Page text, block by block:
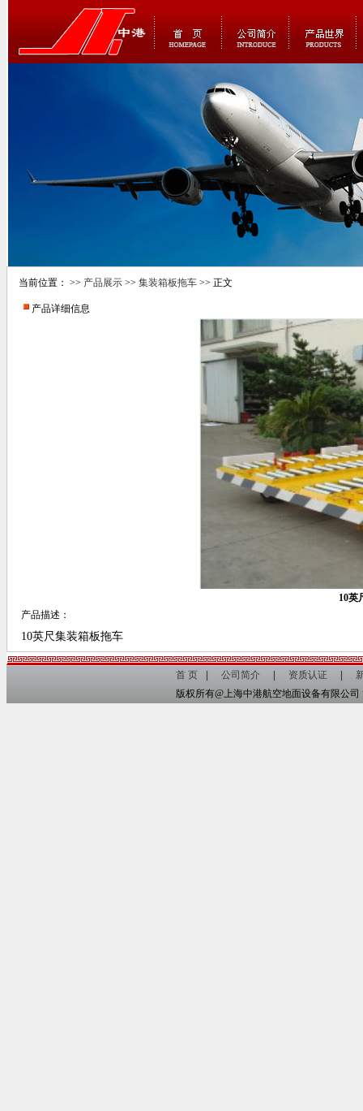
当前位置： >> 产品展示>> 集装箱板拖车>> 正文
产品详细信息
10
产品描述：
10英尺集装箱板拖车
首 页 公司简介 资质认证
版权所有@上海中港航空地面设备有限公司